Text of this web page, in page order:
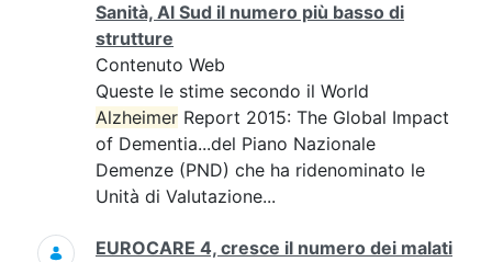
Sanità, Al Sud il numero più basso di
strutture
Contenuto Web
Queste le stime secondo il World
Alzheimer Report 2015: The Global Impact
of Dementia...del Piano Nazionale
Demenze (PND) che ha ridenominato le
Unità di Valutazione...
EUROCARE 4, cresce il numero dei malati